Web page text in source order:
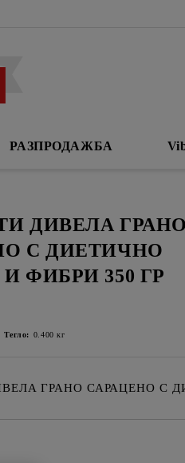
РАЗПРОДАЖБА
ДИВЕЛА ГРАНО
С ДИЕТИЧНО
ФИБРИ 350 ГР
Тегло: 0.400 кг
ГРАНО САРАЦЕНО С